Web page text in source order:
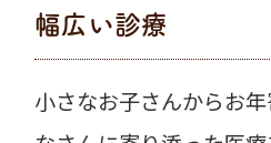
幅広い診療
小さなお子さんからお